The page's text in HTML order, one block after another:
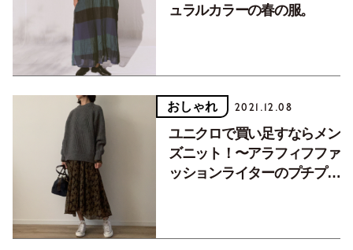
ュラルカラーの春の服。
おしゃれ 2021.12.08
ユニクロで買い足すならメン
ズニット！〜アラフィフファ
ッションライターのプチプラ